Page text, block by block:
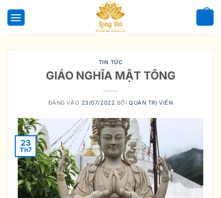
qua
TIN TỨC
GIÁO NGHĨA MẬT TÔNG
ĐĂNG VÀO 23/07/2022 BỞIQUẢN TRỊ VIÊN
23
Th7